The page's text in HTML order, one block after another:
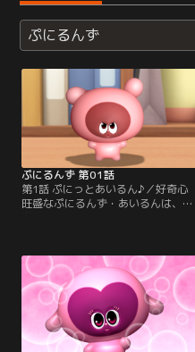
ぷにるんず
ぷにるんず 第01話
第1話 ぷにっとあいるん♪／好奇心
旺盛なぷにるんず・あいるんは、小
満足のあいるん。すると、ゆかのパ
パの叫び声が聞こえてきた。新しい
パンのアイディアが浮かばずに悩ん
でいるパパ。ゆかの家は、町のパン
屋さんなのだ。さっそく友だちのぷ
にるんずを呼び…。